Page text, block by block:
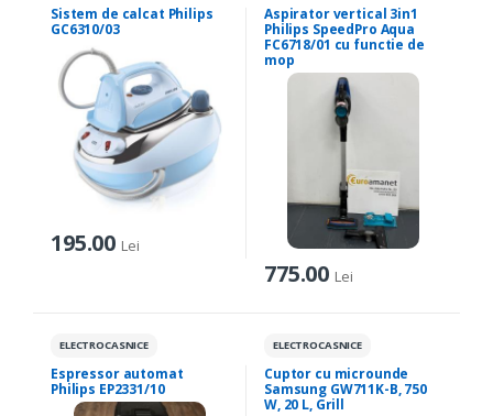
Sistem de calcat Philips
GC6310/03
195.00 Lei
Aspirator vertical 3in1
Philips SpeedPro Aqua
FC6718/01 cu functie de
mop
775.00 Lei
ELECTROCASNICE
Espressor automat
Philips EP2331/10
ELECTROCASNICE
Cuptor cu microunde
Samsung GW711K-B, 750
W, 20 L, Grill